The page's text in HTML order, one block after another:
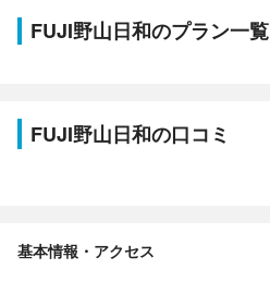
FUJI野山日和のプラン一覧
FUJI野山日和の口コミ
基本情報・アクセス